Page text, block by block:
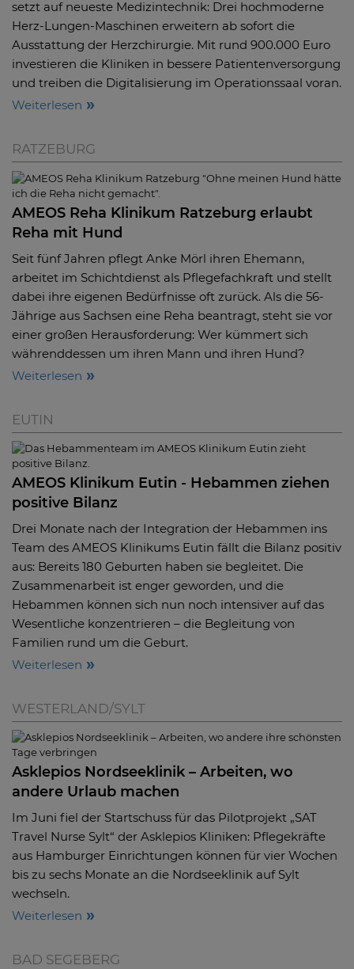
setzt auf neueste Medizintechnik: Drei hochmoderne
Herz-Lungen-Maschinen erweitern ab sofort die
Ausstattung der Herzchirurgie. Mit rund 900.000 Euro
investieren die Kliniken in bessere Patientenversorgung
und treiben die Digitalisierung im Operationssaal voran.
Weiterlesen
RATZEBURG
AMEOS Reha Klinikum Ratzeburg erlaubt
Reha mit Hund
Seit fünf Jahren pflegt Anke Mörl ihren Ehemann,
arbeitet im Schichtdienst als Pflegefachkraft und stellt
dabei ihre eigenen Bedürfnisse oft zurück. Als die 56-
Jährige aus Sachsen eine Reha beantragt, steht sie vor
einer großen Herausforderung: Wer kümmert sich
währenddessen um ihren Mann und ihren Hund?
Weiterlesen
EUTIN
AMEOS Klinikum Eutin - Hebammen ziehen
positive Bilanz
Drei Monate nach der Integration der Hebammen ins
Team des AMEOS Klinikums Eutin fällt die Bilanz positiv
aus: Bereits 180 Geburten haben sie begleitet. Die
Zusammenarbeit ist enger geworden, und die
Hebammen können sich nun noch intensiver auf das
Wesentliche konzentrieren – die Begleitung von
Familien rund um die Geburt.
Weiterlesen
WESTERLAND/SYLT
Asklepios Nordseeklinik – Arbeiten, wo
andere Urlaub machen
Im Juni fiel der Startschuss für das Pilotprojekt „SAT
Travel Nurse Sylt“ der Asklepios Kliniken: Pflegekräfte
aus Hamburger Einrichtungen können für vier Wochen
bis zu sechs Monate an die Nordseeklinik auf Sylt
wechseln.
Weiterlesen
BAD SEGEBERG